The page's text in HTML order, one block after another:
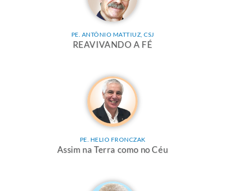
PE. ANTÔNIO MATTIUZ, CSJ
REAVIVANDO A FÉ
PE. HELIO FRONCZAK
Assim na Terra como no Céu